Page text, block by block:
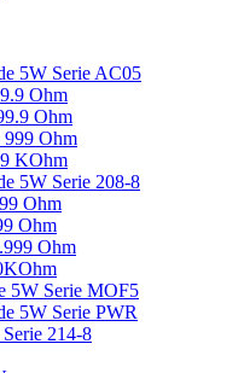
5W Serie AC05
Ohm
Ohm
999 Ohm
KOhm
5W Serie 208-8
Ohm
Ohm
Ohm
5W Serie MOF5
5W Serie PWR
214-8